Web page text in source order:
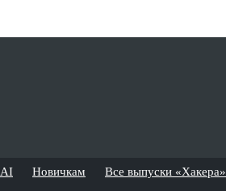
AI Новичкам Все выпуски «Хакера»